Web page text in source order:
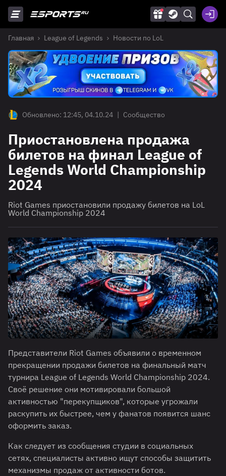
Главная League of Legends Новости по LoL
Обновлено: 12:45, 04.10.24 | Сообщество
Приостановлена продажа
билетов на финал League of
Legends World Championship
2024
Riot Games приостановили продажу билетов на LoL
World Championship 2024
Представители Riot Games объявили о временном
прекращении продажи билетов на финальный матч
турнира League of Legends World Championship 2024.
Своё решение они мотивировали большой
активностью "перекупщиков", которые угрожали
раскупить их быстрее, чем у фанатов появится шанс
оформить заказ.
Как следует из сообщения студии в социальных
сетях, специалисты активно ищут способы защитить
механизмы продаж от активности ботов.